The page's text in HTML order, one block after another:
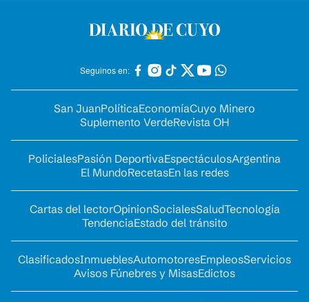
Seguinos en:
San JuanPolíticaEconomíaCuyo Minero
Suplemento VerdeRevista OH
PolicialesPasión DeportivaEspectáculosArgentina
El MundoRecetasEn las redes
Cartas del lectorOpinionSocialesSaludTecnología
TendenciaEstado del tránsito
ClasificadosInmueblesAutomotoresEmpleosServicios
Avisos Fúnebres y MisasEdictos